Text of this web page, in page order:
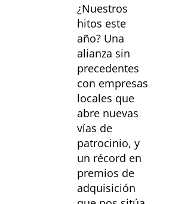
¿Nuestros
hitos este
año? Una
alianza sin
precedentes
con empresas
locales que
abre nuevas
vías de
patrocinio, y
un récord en
premios de
adquisición